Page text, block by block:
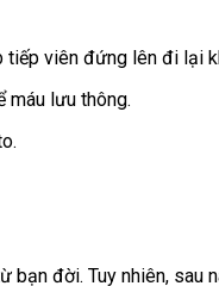
viên đứng lên đi lại
máu lưu thông.
đời. Tuy nhiên, sau